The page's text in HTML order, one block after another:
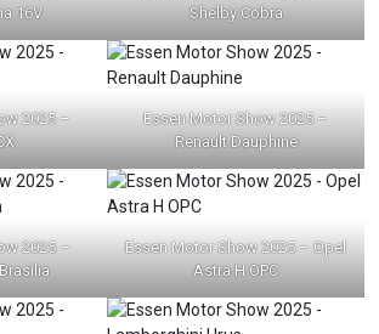
16V
Shelby Cobra
2025 –
Essen Motor Show 2025 –
Renault Dauphine
2025 –
Essen Motor Show 2025 – Opel
Astra H OPC